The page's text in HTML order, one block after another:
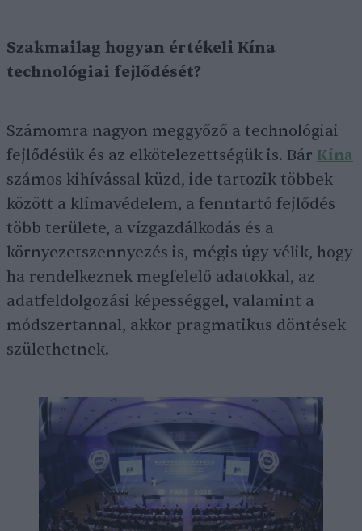
Szakmailag hogyan értékeli Kína
technológiai fejlődését?
Számomra nagyon meggyőző a technológiai
fejlődésük és az elkötelezettségük is. Bár Kína
számos kihívással küzd, ide tartozik többek
között a klímavédelem, a fenntartó fejlődés
több területe, a vízgazdálkodás és a
környezetszennyezés is, mégis úgy vélik, hogy
ha rendelkeznek megfelelő adatokkal, az
adatfeldolgozási képességgel, valamint a
módszertannal, akkor pragmatikus döntések
születhetnek.